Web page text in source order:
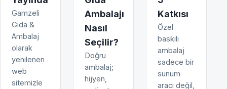
Gamzeli
Gıda &
Ambalaj
olarak
yenilenen
web
sitemizle
Ambalajı
Nasıl
Seçilir?
Doğru
ambalaj;
hijyen,
Katkısı
Özel
baskılı
ambalaj
sadece bir
sunum
aracı değil,